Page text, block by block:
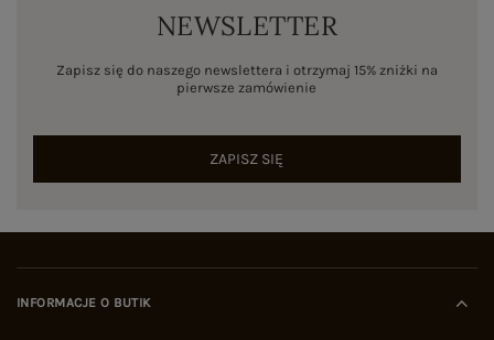
NEWSLETTER
Zapisz się do naszego newslettera i otrzymaj 15% zniżki na
pierwsze zamówienie
ZAPISZ SIĘ
INFORMACJE O BUTIK